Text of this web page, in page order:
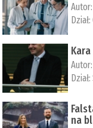
Autor:
Dział:
Kara
Dział:
na